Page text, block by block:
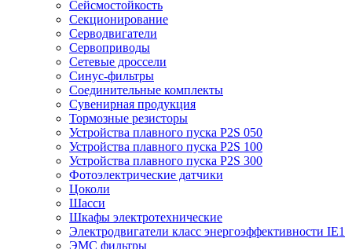
Сейсмостойкость
Секционирование
Серводвигатели
Сервоприводы
Сетевые дроссели
Синус-фильтры
Соединительные комплекты
Сувенирная продукция
Тормозные резисторы
Устройства плавного пуска P2S 050
Устройства плавного пуска P2S 100
Устройства плавного пуска P2S 300
Фотоэлектрические датчики
Цоколи
Шасси
Шкафы электротехнические
Электродвигатели класс энергоэффективности IE1
ЭМС фильтры